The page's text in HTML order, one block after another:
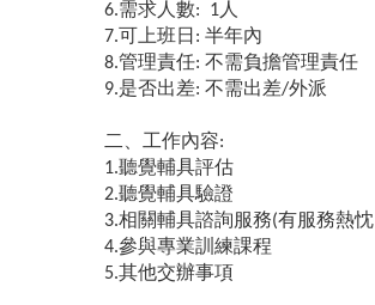
6.需求人數: 1人
7.可上班日: 半年內
8.管理責任: 不需負擔管理責任
9.是否出差: 不需出差/外派
二、工作內容:
1.聽覺輔具評估
2.聽覺輔具驗證
3.相關輔具諮詢服務(有服務熱
4.參與專業訓練課程
5.其他交辦事項